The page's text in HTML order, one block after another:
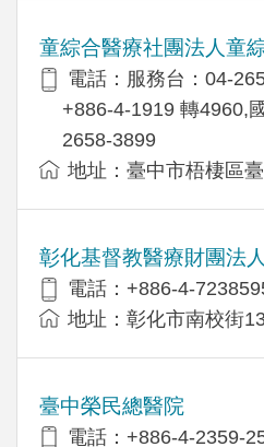
童綜合醫療社團法人童
電話：服務台：04-
+886-4-1919 轉4960,
2658-3899
地址：臺中市梧棲區
彰化基督教醫療財團法
電話：+886-4-
地址：彰化市南校街
臺中榮民總醫院
電話：+886-4-2359-